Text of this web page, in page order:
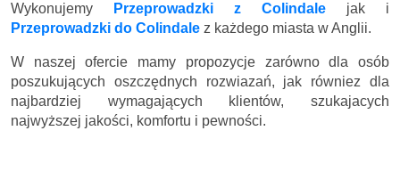
Wykonujemy Przeprowadzki z Colindale jak i
Przeprowadzki do Colindale z każdego miasta w Anglii.
W naszej ofercie mamy propozycje zarówno dla osób
poszukujących oszczędnych rozwiazań, jak równiez dla
najbardziej wymagających klientów, szukajacych
najwyższej jakości, komfortu i pewności.